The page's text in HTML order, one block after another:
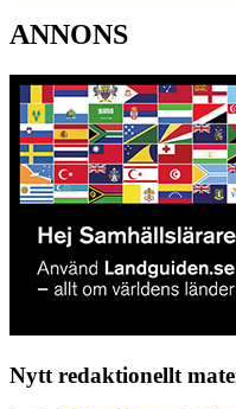
ANNONS
Nytt redaktionellt